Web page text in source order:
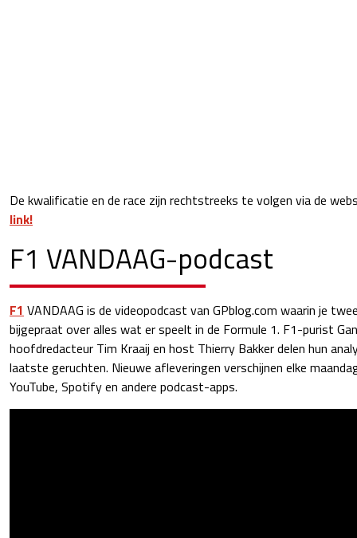
De kwalificatie en de race zijn rechtstreeks te volgen via de
link!
F1 VANDAAG-podcast
F1 VANDAAG is de videopodcast van GPblog.com waarin je
bijgepraat over alles wat er speelt in de Formule 1. F1-purist
hoofdredacteur Tim Kraaij en host Thierry Bakker delen hun
laatste geruchten. Nieuwe afleveringen verschijnen elke
YouTube, Spotify en andere podcast-apps.